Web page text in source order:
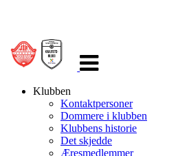
navigasjon
Klubben
Kontaktpersoner
Dommere i klubben
Klubbens historie
Det skjedde
Æresmedlemmer